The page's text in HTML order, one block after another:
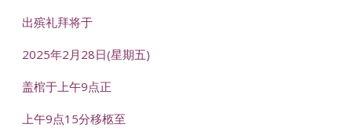
出殡礼拜将于
2025年2月28日(星期五)
盖棺于上午9点正
上午9点15分移柩至